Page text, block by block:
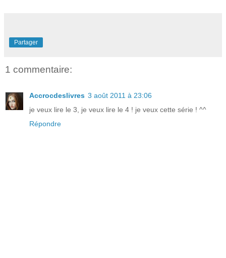
Partager
1 commentaire:
Accrocdeslivres 3 août 2011 à 23:06
je veux lire le 3, je veux lire le 4 ! je veux cette série ! ^^
Répondre